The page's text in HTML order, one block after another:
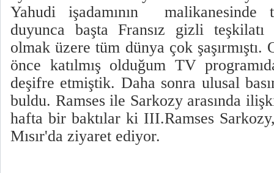
Yahudi işadamının
duyunca başta Fransız gizli
olmak üzere tüm dünya çok şaşırmıştı.
önce katılmış olduğum TV
deşifre etmiştik. Daha sonra ulusal
buldu. Ramses ile Sarkozy arasında
hafta bir baktılar ki III.Ramses
Mısır'da ziyaret ediyor.